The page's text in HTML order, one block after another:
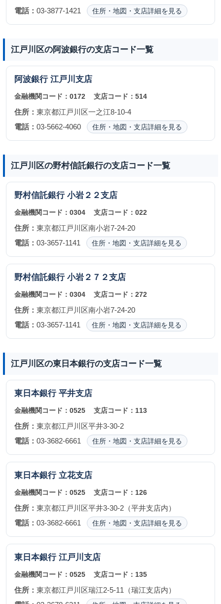
電話： 03-3877-1421 住所・地図・支店詳細を見る
江戸川区の阿波銀行の支店コード一覧
阿波銀行 江戸川支店
金融機関コード： 0172 支店コード：514
住所： 東京都江戸川区一之江8-10-4
電話： 03-5662-4060 住所・地図・支店詳細を見る
江戸川区の野村信託銀行の支店コード一覧
野村信託銀行 小岩２２支店
金融機関コード： 0304 支店コード：022
住所： 東京都江戸川区南小岩7-24-20
電話： 03-3657-1141 住所・地図・支店詳細を見る
野村信託銀行 小岩２７２支店
金融機関コード： 0304 支店コード：272
住所： 東京都江戸川区南小岩7-24-20
電話： 03-3657-1141 住所・地図・支店詳細を見る
江戸川区の東日本銀行の支店コード一覧
東日本銀行 平井支店
金融機関コード： 0525 支店コード： 113
住所： 東京都江戸川区平井3-30-2
電話： 03-3682-6661 住所・地図・支店詳細を見る
東日本銀行 立花支店
金融機関コード： 0525 支店コード： 126
住所： 東京都江戸川区平井3-30-2（平井支店内）
電話： 03-3682-6661 住所・地図・支店詳細を見る
東日本銀行 江戸川支店
金融機関コード： 0525 支店コード： 135
住所： 東京都江戸川区瑞江2-5-11（瑞江支店内）